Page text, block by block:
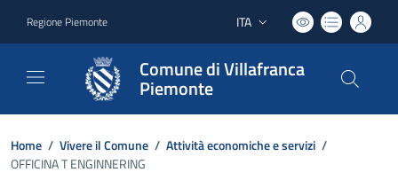
Regione Piemonte Lingua attiva:
ITA
Comune di Villafranca
Piemonte
Home / Vivere il Comune / Attività economiche e servizi /
OFFICINA T ENGINNERING